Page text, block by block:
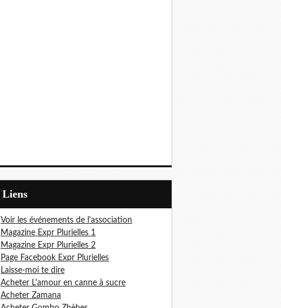
Liens
Voir les événements de l'association
Magazine Expr Plurielles 1
Magazine Expr Plurielles 2
Page Facebook Expr Plurielles
Laisse-moi te dire
Acheter L'amour en canne à sucre
Acheter Zamana